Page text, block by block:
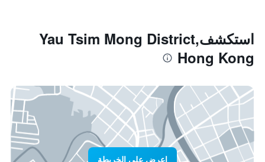
استكشفYau Tsim Mong District,
Hong Kong
اعرض على الخريطة